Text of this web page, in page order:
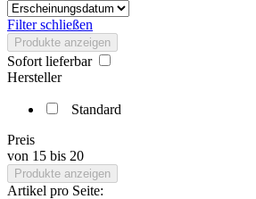
Filter schließen
Produkte anzeigen
Sofort lieferbar
Hersteller
Standard
Preis
von 15 bis 20
Produkte anzeigen
Artikel pro Seite: